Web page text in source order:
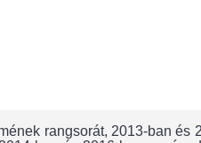
rangsorát, 2013-ban